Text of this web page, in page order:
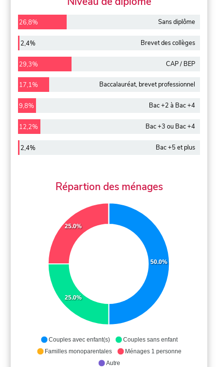
26,8% Sans diplôme
2,4% Brevet des collèges
29,3% CAP / BEP
17,1% Baccalauréat, brevet professionnel
9,8% Bac +2 à Bac +4
12,2% Bac +3 ou Bac +4
2,4% Bac +5 et plus
Répartion des ménages
50.0%
25.0%
25.0%
Couples avec enfant(s)
Couples sans enfant
Familles monoparentales
Ménages 1 personne
Autre